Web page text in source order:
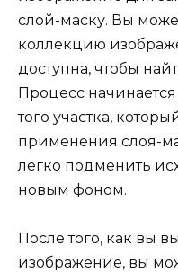
слой-маску. Вы
коллекцию
доступна, чтобы
Процесс
того участка,
применения слоя-
легко подменить
новым фоном.
После того, как вы
изображение, вы